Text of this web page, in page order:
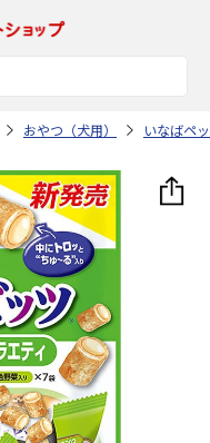
おやつ（犬用） いなばペ